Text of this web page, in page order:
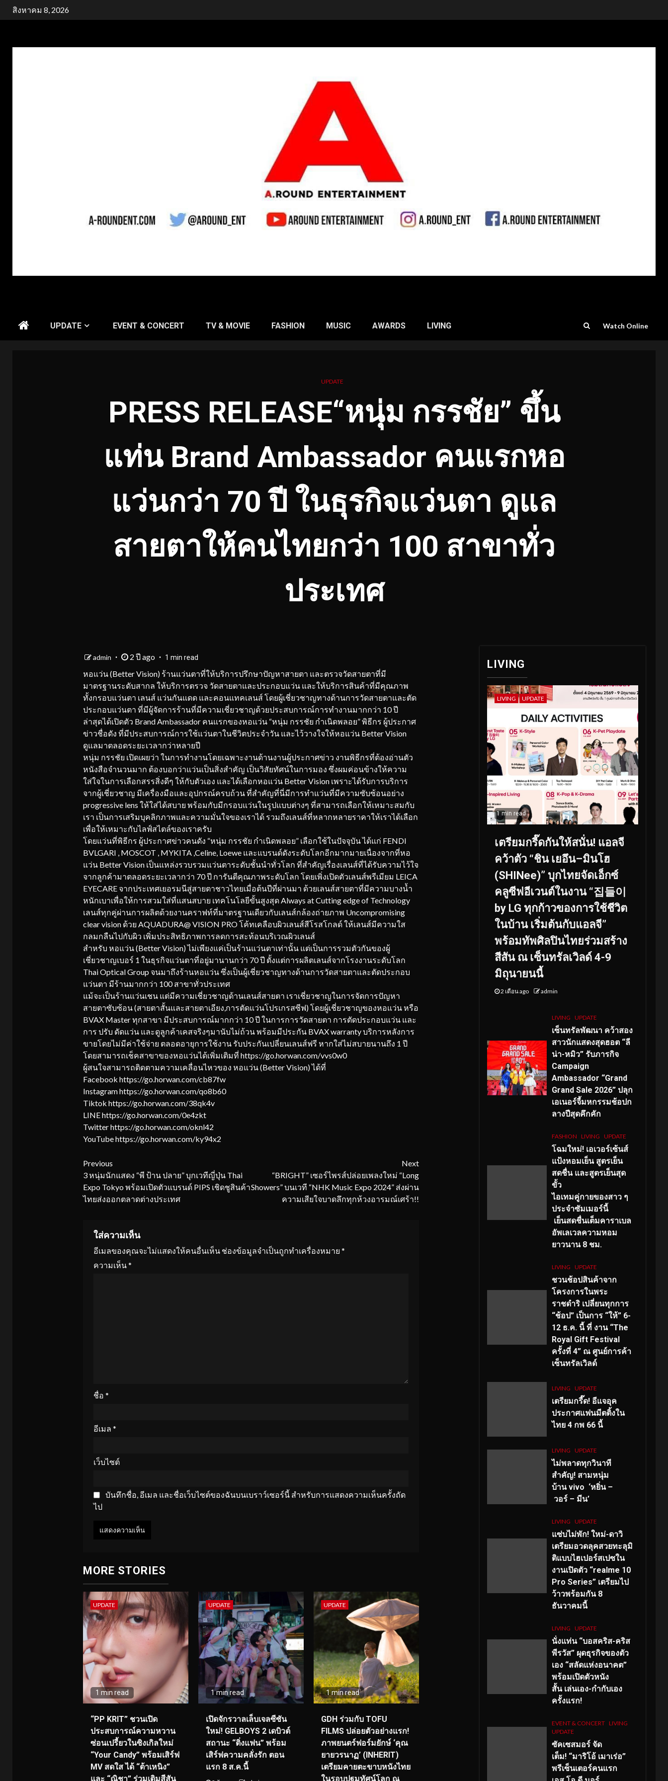
Skipสิงหาคม 8, 2026
UPDATE EVENT & CONCERT TV & MOVIE FASHION MUSIC AWARDS LIVING Watch Online
UPDATE
PRESS RELEASE“หนุ่ม กรรชัย” ขึ้น
แท่น Brand Ambassador คนแรกหอ
แว่นกว่า 70 ปี ในธุรกิจแว่นตา ดูแล
สายตาให้คนไทยกว่า 100 สาขาทั่ว
ประเทศ
admin 2 ปี ago 1 min read
​หอแว่น (Better Vision) ร้านแว่นตาที่ให้บริการปรึกษาปัญหาสายตา และตรวจวัดสายตาที่มี
มาตรฐานระดับสากล ให้บริการตรวจ วัดสายตาและประกอบแว่น และให้บริการสินค้าที่มีคุณภาพ
ทั้งกรอบแว่นตา เลนส์ แว่นกันแดด และคอนแทคเลนส์ โดยผู้เชี่ยวชาญทางด้านการวัดสายตาและตัด
ประกอบแว่นตา ที่มีผู้จัดการร้านที่มีความเชี่ยวชาญด้วยประสบการณ์การทำงานมากกว่า 10 ปี
​ล่าสุดได้เปิดตัว Brand Ambassador คนแรกของหอแว่น “หนุ่ม กรรชัย กำเนิดพลอย” พิธีกร ผู้ประกาศ
ข่าวชื่อดัง ที่มีประสบการณ์การใช้แว่นตาในชีวิตประจำวัน และไว้วางใจให้หอแว่น Better Vision
ดูแลมาตลอดระยะเวลากว่าหลายปี
หนุ่ม กรรชัย เปิดเผยว่า ในการทำงานโดยเฉพาะงานด้านงานผู้ประกาศข่าว งานพิธีกรที่ต้องอ่านตัว
หนังสือจำนวนมาก ต้องบอกว่าแว่นเป็นสิ่งสำคัญ เป็นวิสัยทัศน์ในการมอง ซึ่งผมค่อนข้างให้ความ
ใส่ใจในการเลือกสรรสิ่งดีๆ ให้กับตัวเอง และได้เลือกหอแว่น Better Vision เพราะได้รับการบริการ
จากผู้เชี่ยวชาญ มีเครื่องมือและอุปกรณ์ครบถ้วน ที่สำคัญที่นี่มีการทำแว่นที่มีความซับซ้อนอย่าง
progressive lens ให้ใส่ได้สบาย พร้อมกับมีกรอบแว่นในรูปแบบต่างๆ ที่สามารถเลือกให้เหมาะสมกับ
เรา เป็นการเสริมบุคลิกภาพและความมั่นใจของเราได้ รวมถึงเลนส์ที่หลากหลายราคาให้เราได้เลือก
เพื่อให้เหมาะกับไลฟ์สไตล์ของเราครับ
โดยแว่นที่พิธีกร ผู้ประกาศข่าวคนดัง “หนุ่ม กรรชัย กำเนิดพลอย” เลือกใช้ในปัจจุบัน ได้แก่ FENDI
BVLGARI , MOSCOT , MYKITA ,Celine, Loewe และแบรนด์ดังระดับโลกอีกมากมายเนื่องจากที่หอ
แว่น Better Vision เป็นแหล่งรวบรวมแว่นตาระดับชั้นนำทั่วโลก ที่สำคัญเรื่องเลนส์ที่ได้รับความไว้ใจ
จากลูกค้ามาตลอดระยะเวลากว่า 70 ปี การันตีคุณภาพระดับโลก โดยเพิ่งเปิดตัวเลนส์พรีเมียม LEICA
EYECARE จากประเทศเยอรมนีสู่สายตาชาวไทยเมื่อต้นปีที่ผ่านมา ด้วยเลนส์สายตาที่มีความบางน้ำ
หนักเบาเพื่อให้การสวมใส่ที่แสนสบาย เทคโนโลยีขั้นสูงสุด Always at Cutting edge of Technology
เลนส์ทุกคู่ผ่านการผลิตด้วยงานคราฟท์ที่มาตรฐานเดียวกับเลนส์กล้องถ่ายภาพ Uncompromising
clear vision ด้วย AQUADURA@ VISION PRO โค้ทเคลือบผิวเลนส์สีโรสโกลด์ ให้เลนส์มีความใส
กลมกลืนไปกับผิว เพิ่มประสิทธิภาพการลดการสะท้อนบริเวณผิวเลนส์
สำหรับ หอแว่น (Better Vision) ไม่เพียงแค่เป็นร้านแว่นตาเท่านั้น แต่เป็นการรวมตัวกันของผู้
เชี่ยวชาญเบอร์ 1 ในธุรกิจแว่นตาที่อยู่มานานกว่า 70 ปี ตั้งแต่การผลิตเลนส์จากโรงงานระดับโลก
Thai Optical Group จนมาถึงร้านหอแว่น ซึ่งเป็นผู้เชี่ยวชาญทางด้านการวัดสายตาและตัดประกอบ
แว่นตา มีร้านมากกว่า 100 สาขาทั่วประเทศ
แม้จะเป็นร้านแว่นเชน แต่มีความเชี่ยวชาญด้านเลนส์สายตา เราเชี่ยวชาญในการจัดการปัญหา
สายตาซับซ้อน (สายตาสั้นและสายตาเอียง,การตัดแว่นโปรเกรสซีฟ) โดยผู้เชี่ยวชาญของหอแว่น หรือ
BVAX Master ทุกสาขา มีประสบการณ์มากกว่า 10 ปี ในการการวัดสายตา การตัดประกอบแว่น และ
การ ปรับ ดัดแว่น และดูลูกค้าเคสจริงๆมานับไม่ถ้วน พร้อมมีประกัน BVAX warranty บริการหลังการ
ขายโดยไม่มีค่าใช้จ่าย ตลอดอายุการใช้งาน รับประกันเปลี่ยนเลนส์ฟรี หากใส่ไม่สบายนานถึง 1 ปี
โดยสามารถเช็คสาขาของหอแว่นได้เพิ่มเติมที่ https://go.horwan.com/vvs0w0
ผู้สนใจสามารถติดตามความเคลื่อนไหวของ หอแว่น (Better Vision) ได้ที่
Facebook https://go.horwan.com/cb87fw
Instagram https://go.horwan.com/qo8b60
Tiktok https://go.horwan.com/38qk4v
LINE https://go.horwan.com/0e4zkt
Twitter https://go.horwan.com/oknl42
YouTube https://go.horwan.com/ky94x2
Continue
Reading
Previous
3 หนุ่มนักแสดง “พี ป้าน ปลาย” บุกเวทีญี่ปุ่น Thai
Expo Tokyo พร้อมเปิดตัวแบรนด์ PIPS เชิดชูสินค้า
ไทยส่งออกตลาดต่างประเทศ
Next
“BRIGHT” เซอร์ไพรส์ปล่อยเพลงใหม่ “Long
Showers” บนเวที “NHK Music Expo 2024” ส่งผ่าน
ความเสียใจบาดลึกทุกห้วงอารมณ์เศร้า!!
ใส่ความเห็น
อีเมลของคุณจะไม่แสดงให้คนอื่นเห็น ช่องข้อมูลจำเป็นถูกทำเครื่องหมาย *
ความเห็น*
ชื่อ *
อีเมล *
เว็บไซต์
บันทึกชื่อ, อีเมล และชื่อเว็บไซต์ของฉันบนเบราว์เซอร์นี้ สำหรับการแสดงความเห็นครั้งถัด
ไป
MORE STORIES
UPDATE
1 min read
“PP KRIT” ชวนเปิด
ประสบการณ์ความหวาน
ซ่อนเปรี้ยวในซิงเกิลใหม่
“Your Candy” พร้อมเสิร์ฟ
MV สดใส ได้ “ต้าเหนิง”
และ “ณิชา” ร่วมเติมสีสัน
UPDATE
1 min read
เปิดจักรวาลเล็บเจลซีซัน
ใหม่! GELBOYS 2 เดบิวต์
สถานะ “ติ่งแฟน” พร้อม
เสิร์ฟความคลั่งรัก ตอน
แรก 8 ส.ค.นี้
UPDATE
1 min read
GDH ร่วมกับ TOFU
FILMS ปล่อยตัวอย่างแรก!
ภาพยนตร์ฟอร์มยักษ์ ‘คุณ
ยายวรนาฏ’ (INHERIT)
เตรียมคายตะขาบหนังไทย
ในรอบปฐมทัศน์โลก ณ
LIVING
LIVING UPDATE
1 min read
เตรียมกรี๊ดกันให้สนั่น! แอลจี
คว้าตัว “ชิน เยอึน–มินโฮ
(SHINee)” บุกไทยจัดเอ็กซ์
คลูซีฟอีเวนต์ในงาน “집들이
by LG ทุกก้าวของการใช้ชีวิต
ในบ้าน เริ่มต้นกับแอลจี”
พร้อมทัพศิลปินไทยร่วมสร้าง
สีสัน ณ เซ็นทรัลเวิลด์ 4-9
มิถุนายนนี้
2 เดือน ago admin
LIVING UPDATE
เซ็นทรัลพัฒนา คว้าสอง
สาวนักแสดงสุดฮอต “ลี
น่า-หมิว” รับภารกิจ
Campaign
Ambassador “Grand
Grand Sale 2026” ปลุก
เอเนอร์จี้มหกรรมช้อปก
ลางปีสุดคึกคัก
FASHION LIVING UPDATE
โฉมใหม่! เอเวอร์เซ้นส์
แป้งหอมเย็น สูตรเย็น
สดชื่น และสูตรเย็นสุด
ขั้ว
ไอเทมคู่กายของสาว ๆ
ประจำซัมเมอร์นี้
เย็นสดชื่นเต็มคาราเบล
อัพเลเวลความหอม
ยาวนาน 8 ชม.
LIVING UPDATE
ชวนช้อปสินค้าจาก
โครงการในพระ
ราชดำริ เปลี่ยนทุกการ
“ช้อป” เป็นการ “ให้” 6-
12 ธ.ค. นี้ ที่ งาน “The
Royal Gift Festival
ครั้งที่ 4” ณ ศูนย์การค้า
เซ็นทรัลเวิลด์
LIVING UPDATE
เตรียมกรี๊ด! อีแจอุค
ประกาศแฟนมีตติ้งใน
ไทย 4 กพ 66 นี้
LIVING UPDATE
ไม่พลาดทุกวินาที
สำคัญ! สามหนุ่ม
บ้าน vivo ‘หยิ่น –
วอร์ – มีน’
LIVING UPDATE
แซ่บไม่พัก! ใหม่-ดาวิ
เตรียมอวดลุคสวยทะลุมิ
ติแบบไฮเปอร์สเปซใน
งานเปิดตัว “realme 10
Pro Series” เตรียมไป
ว้าวพร้อมกัน 8
ธันวาคมนี้
LIVING UPDATE
นั่งแท่น “บอสคริส-คริส
พีรวัส” ผุดธุรกิจของตัว
เอง “สลัดแห่งอนาคต”
พร้อมเปิดตัวหนัง
สั้น เล่นเอง-กำกับเอง
ครั้งแรก!
EVENT & CONCERT LIVING
UPDATE
ซัคเซสมอร์ จัด
เต็ม! “มาริโอ้ เมาเร่อ”
พรีเซ็นเตอร์คนแรก